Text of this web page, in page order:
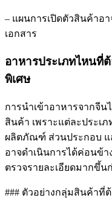
– แผนการเปิดตัวสินค้าอ
เอกสาร
อาหารประเภทไหนที่
พิเศษ
การนำเข้าอาหารจากจี
สินค้า เพราะแต่ละประเ
ผลิตภัณฑ์ ส่วนประกอบ แ
อาจดำเนินการได้ค่อนข้
ตรวจรายละเอียดมากขึ้น
### ตัวอย่างกลุ่มสินค้าที่